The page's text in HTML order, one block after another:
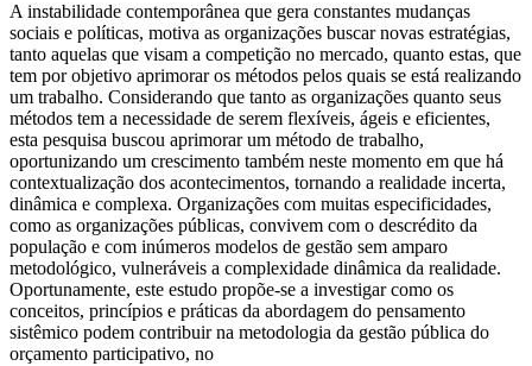
A instabilidade contemporânea que gera constantes mudanças
sociais e políticas, motiva as organizações buscar novas estratégias,
tanto aquelas que visam a competição no mercado, quanto estas, que
tem por objetivo aprimorar os métodos pelos quais se está realizando
um trabalho. Considerando que tanto as organizações quanto seus
métodos tem a necessidade de serem flexíveis, ágeis e eficientes,
esta pesquisa buscou aprimorar um método de trabalho,
oportunizando um crescimento também neste momento em que há
contextualização dos acontecimentos, tornando a realidade incerta,
dinâmica e complexa. Organizações com muitas especificidades,
como as organizações públicas, convivem com o descrédito da
população e com inúmeros modelos de gestão sem amparo
metodológico, vulneráveis a complexidade dinâmica da realidade.
Oportunamente, este estudo propõe-se a investigar como os
conceitos, princípios e práticas da abordagem do pensamento
sistêmico podem contribuir na metodologia da gestão pública do
orçamento participativo, no